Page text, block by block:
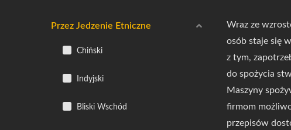
Przez Jedzenie Etniczne
Chiński
Indyjski
Bliski Wschód
Wraz ze
osób staje się
z tym,
do spożycia
Maszyny
firmom
przepisów